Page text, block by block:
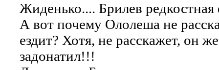
Жиденько.... Брилев
А вот почему Ололеша не
ездит? Хотя, не расскажет, он
задонатил!!!